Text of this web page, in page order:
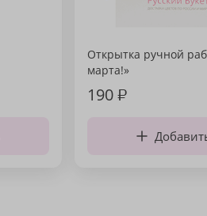
Открытка ручной
марта!»
190₽